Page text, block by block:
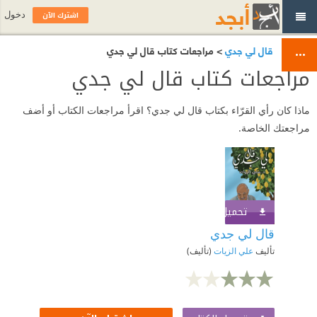
> مراجعات كتاب ‎⁨قال لي جدي⁩
مراجعات كتاب ‎⁨قال لي جدي⁩
ماذا كان رأي القرّاء بكتاب ‎⁨قال لي جدي⁩؟ اقرأ مراجعات الكتاب أو أضف
مراجعتك الخاصة.
تحميل الكتاب
تأليف علي الزيات (تأليف)
اشترك الآن دخول